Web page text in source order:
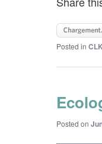
Posted in
Posted on